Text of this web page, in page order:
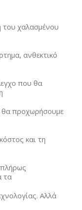
χαλασμένου
ανθεκτικό
που θα
θα προχωρήσουμε
και τη
τα
Αλλά